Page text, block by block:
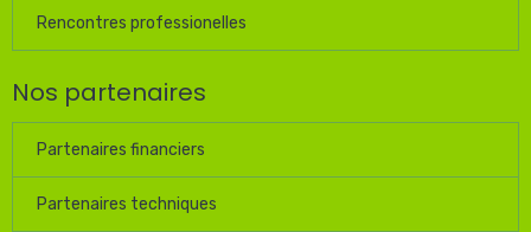
Rencontres professionelles
Nos partenaires
Partenaires financiers
Partenaires techniques